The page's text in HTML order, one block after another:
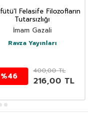
Felasife Filozofların
Tutarsızlığı
İmam Gazali
Ravza Yayınları
%46
400,00TL
216,00 TL